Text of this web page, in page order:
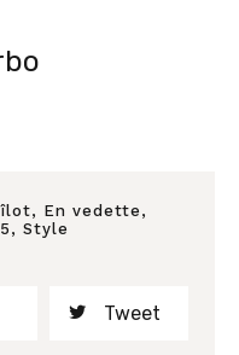
îlot, En vedette ,
, Style
Tweet